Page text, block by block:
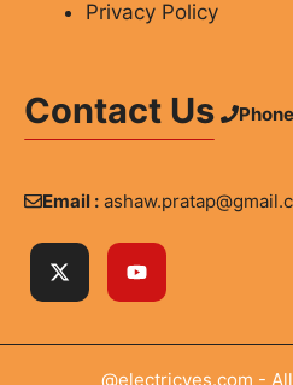
Privacy Policy
Contact Us
Email :
@electricyes.com -